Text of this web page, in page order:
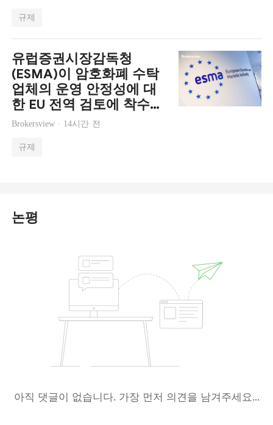
규제
유럽증권시장감독청
(ESMA)이 암호화폐 수탁
업체의 운영 안정성에 대
한 EU 전역 검토에 착수했
습니다.
Brokersview · 14시간 전
규제
논평
아직 댓글이 없습니다. 가장 먼저 의견을 남겨주세요...